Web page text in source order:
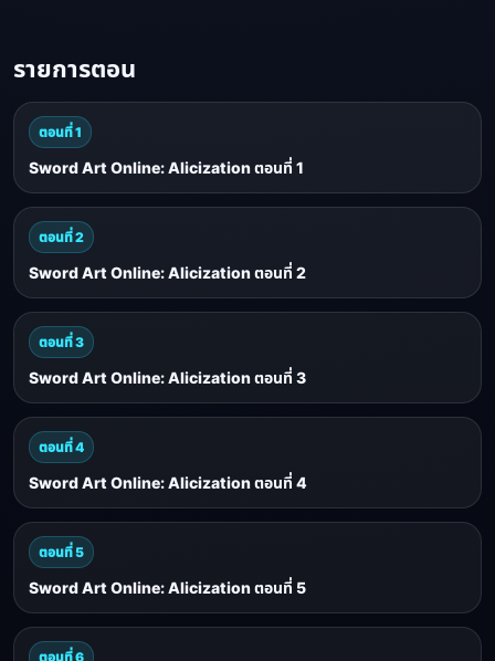
รายการตอน
ตอนที่ 1
Sword Art Online: Alicization ตอนที่ 1
ตอนที่ 2
Sword Art Online: Alicization ตอนที่ 2
ตอนที่ 3
Sword Art Online: Alicization ตอนที่ 3
ตอนที่ 4
Sword Art Online: Alicization ตอนที่ 4
ตอนที่ 5
Sword Art Online: Alicization ตอนที่ 5
ตอนที่ 6